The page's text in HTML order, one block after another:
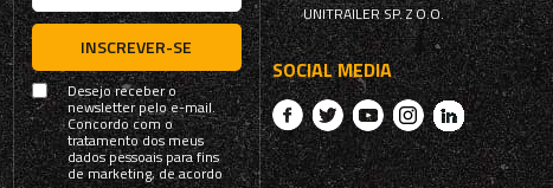
INSCREVER-SE
Desejo receber o
newsletter pelo e-mail.
Concordo com o
tratamento dos meus
dados pessoais para fins
de marketing, de acordo
UNITRAILER SP. Z O.O.
SOCIAL MEDIA